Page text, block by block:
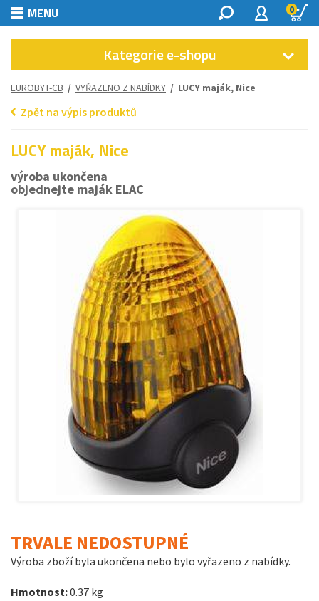
MENU 0
Kategorie e-shopu
EUROBYT-CB / VYŘAZENO Z NABÍDKY / LUCY maják, Nice
Zpět na výpis produktů
LUCY maják, Nice
výroba ukončena
objednejte maják ELAC
TRVALE NEDOSTUPNÉ
Výroba zboží byla ukončena nebo bylo vyřazeno z nabídky.
Hmotnost:0.37 kg